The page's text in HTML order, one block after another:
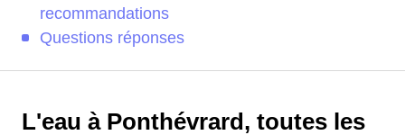
recommandations
Questions réponses
L'eau à Ponthévrard, toutes les